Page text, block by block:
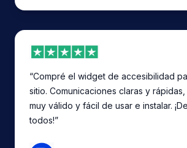
“Compré el widget de accesibilidad
sitio. Comunicaciones claras y
muy válido y fácil de usar e instalar.
todos!”